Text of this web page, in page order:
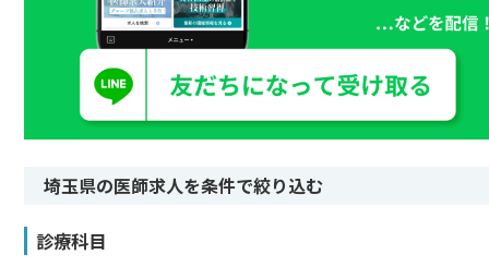
埼玉県の医師求人を条件で絞り込む
診療科目